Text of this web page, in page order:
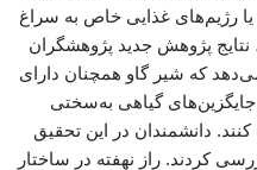
رژیم‌های غذایی خاص به سراغ
نتایج پژوهش جدید پژوهشگران
که شیر گاو همچنان دارای
گیاهی به‌سختی
دانشمندان در این تحقیق
کردند. راز نهفته در ساختار